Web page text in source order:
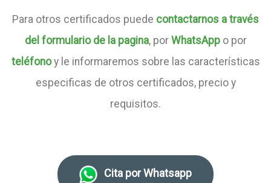
Para otros certificados puede contactarnos a través
del formulario de la pagina, por WhatsAppo por
teléfonoy le informaremos sobre las características
especificas de otros certificados, precio y
requisitos.
Cita por Whatsapp